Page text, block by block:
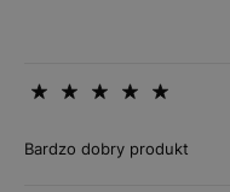
Bardzo dobry produkt